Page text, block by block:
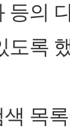
등의
도록
색 목